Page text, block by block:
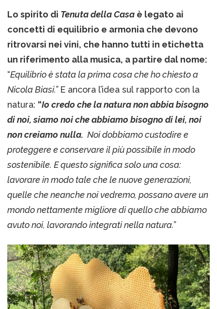
Lo spirito di Tenuta della Casa è legato ai
concetti di equilibrio e armonia che devono
ritrovarsi nei vini, che hanno tutti in etichetta
un riferimento alla musica, a partire dal nome:
“Equilibrio è stata la prima cosa che ho chiesto a
Nicola Biasi.” E ancora l’idea sul rapporto con la
natura: “Io credo che la natura non abbia bisogno
di noi, siamo noi che abbiamo bisogno di lei, noi
non creiamo nulla. Noi dobbiamo custodire e
proteggere e conservare il più possibile in modo
sostenibile. E questo significa solo una cosa:
lavorare in modo tale che le nuove generazioni,
quelle che neanche noi vedremo, possano avere un
mondo nettamente migliore di quello che abbiamo
avuto noi, lavorando integrati nella natura.”